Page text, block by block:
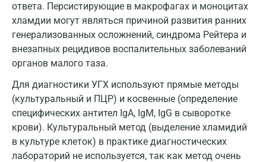
ответа. Персистирующие в макрофагах и моноцитах
хламдии могут являться причиной развития ранних
генерализованных осложнений, синдрома Рейтера и
внезапных рецидивов воспалительных заболеваний
органов малого таза.
Для диагностики УГХ используют прямые методы
(культуральный и ПЦР) и косвенные (определение
специфических антител IgA, IgM, IgG в сыворотке
крови). Культуральный метод (выделение хламидий
в культуре клеток) в практике диагностических
лабораторий не используется, так как метод очень
Майкоп
Мурино
Мурманск
Мытищи
Набережные Челны
Наро-Фоминск
Нижневартовск